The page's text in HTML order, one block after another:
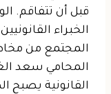
قبل أن تتفاقم.
الخبراء
المجتمع من
المحامي سعد
القانونية يصبح